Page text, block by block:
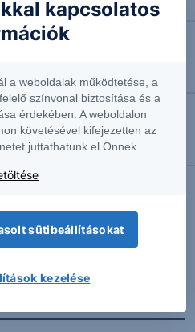
forint
várva
olaj
elemzések
kapcsolatos
a weboldalak működtetése, a
színvonal biztosítása és a
érdekében. A weboldalon
követésével kifejezetten az
juttathatunk el Önnek.
sütibeállításokat
kezelése